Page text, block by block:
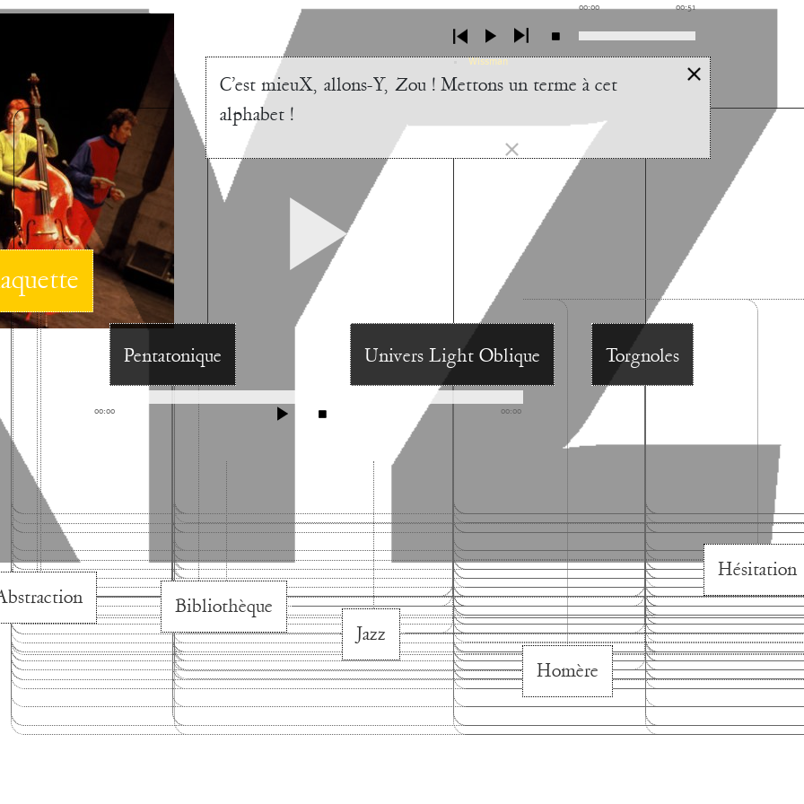
00:00 00:51
Wissman
Pentatonique Univers Light Oblique Torgnoles
Bibliothèque
Jazz
Homère
Hésitation
C’est mieuX, allons-Y, Zou ! Mettons un terme à cet
alphabet !